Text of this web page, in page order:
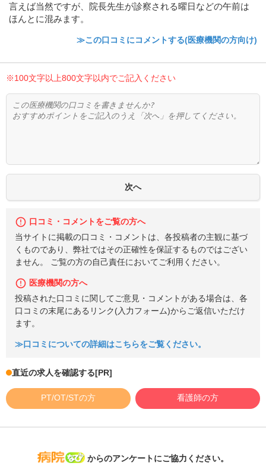
言えば当然ですが、院長先生が診察される曜日などの午前は
ほんとに混みます。
≫この口コミにコメントする(医療機関の方向け)
※100文字以上800文字以内でご記入ください
口コミ・コメントをご覧の方へ
当サイトに掲載の口コミ・コメントは、各投稿者の主観に基づ
くものであり、弊社ではその正確性を保証するものではござい
ません。 ご覧の方の自己責任においてご利用ください。
医療機関の方へ
投稿された口コミに関してご意見・コメントがある場合は、各
口コミの末尾にあるリンク(入力フォーム)からご返信いただけ
ます。
≫口コミについての詳細はこちらをご覧ください。
直近の求人を確認する[PR]
PT/OT/STの方 看護師の方
病院なび
からのアンケートにご協力ください。